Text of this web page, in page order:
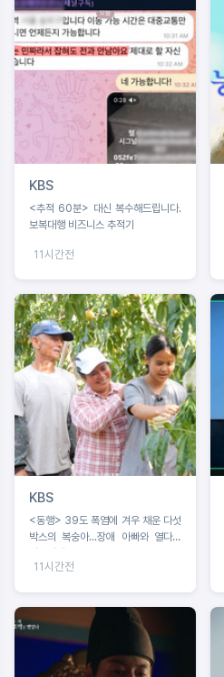
KBS
<추적 60분> 대신 복수해드립니다.
보복대행 비즈니스 추적기
11시간전
KBS
<동행> 39도 폭염에 겨우 채운 다섯
박스의 복숭아...장애 아빠와 열다섯
11시간전